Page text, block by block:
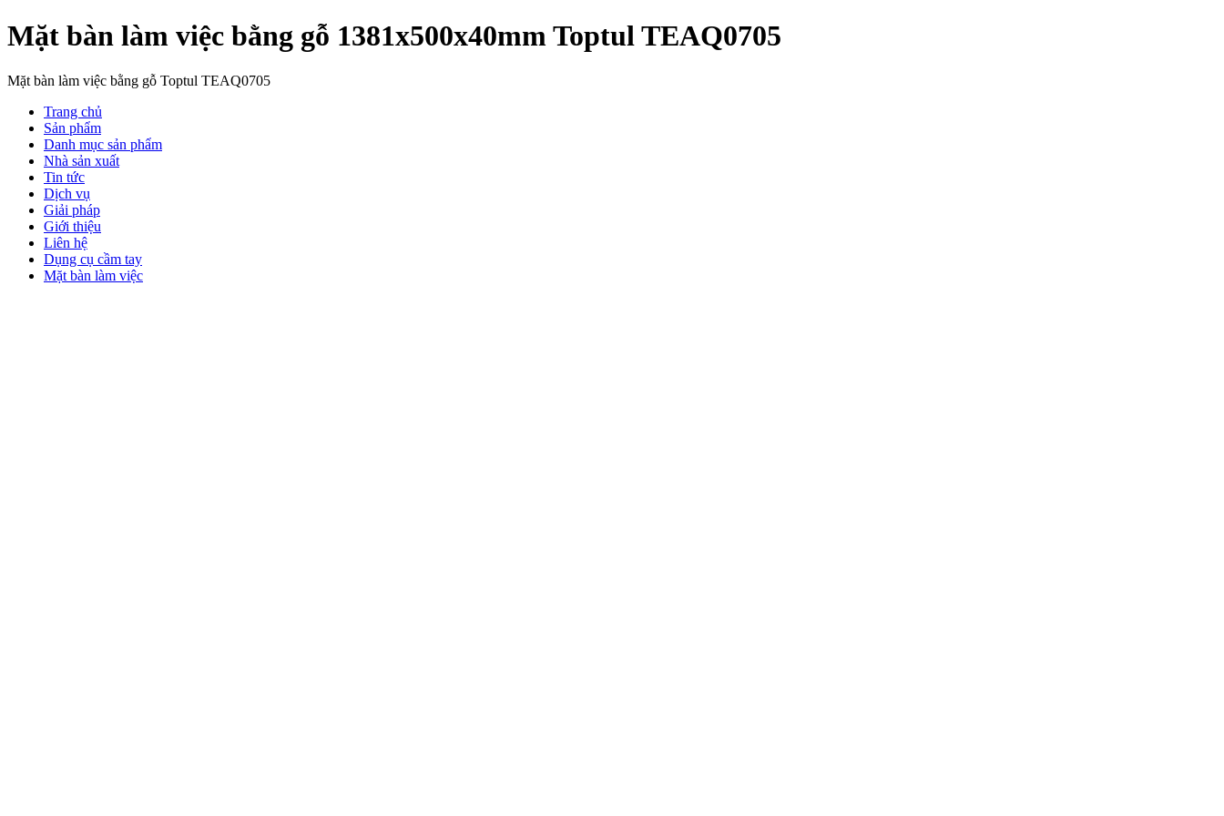
Mặt bàn làm việc bằng gỗ 1381x500x40mm Toptul TEAQ0705
Mặt bàn làm việc bằng gỗ Toptul TEAQ0705
Trang chủ
Sản phẩm
Danh mục sản phẩm
Nhà sản xuất
Tin tức
Dịch vụ
Giải pháp
Giới thiệu
Liên hệ
Dụng cụ cầm tay
Mặt bàn làm việc